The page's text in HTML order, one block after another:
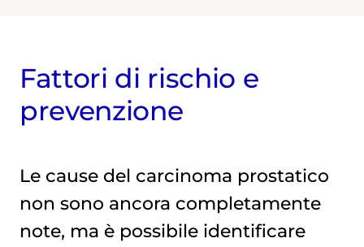
Fattori di rischio e
prevenzione
Le cause del carcinoma prostatico
non sono ancora completamente
note, ma è possibile identificare